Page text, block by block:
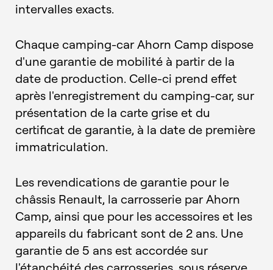
intervalles exacts.
Chaque camping-car Ahorn Camp dispose
d'une garantie de mobilité à partir de la
date de production. Celle-ci prend effet
après l'enregistrement du camping-car, sur
présentation de la carte grise et du
certificat de garantie, à la date de première
immatriculation.
Les revendications de garantie pour le
châssis Renault, la carrosserie par Ahorn
Camp, ainsi que pour les accessoires et les
appareils du fabricant sont de 2 ans. Une
garantie de 5 ans est accordée sur